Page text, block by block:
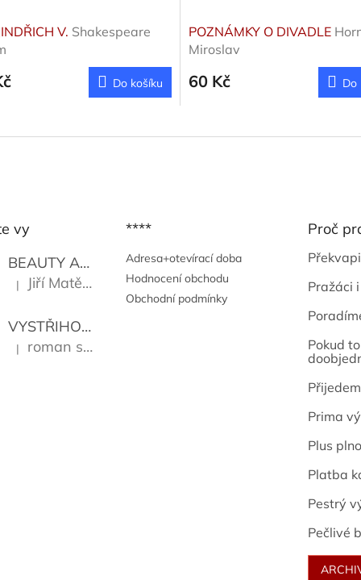
V. Shakespeare
Do košíku
POZNÁMKY O DIVADLE
Miroslav
60 Kč Do
vy
BEAUTY AND THE BEAT
Go Go's
Hodnocení produktu je 5 z 5 hvězdiček.
| Jiří Matějů
VYSTŘIHOVÁNKY - PRAŽSKÉ PAMÁTKY Kropáček
Hodnocení produktu je 5 z 5 hvězdiček.
| roman sekanina
****
Adresa+otevírací doba
Hodnocení obchodu
Obchodní podmínky
Proč
Pražáci
Pokud
Prima
Plus
Platba
Pestrý
Pečlivé